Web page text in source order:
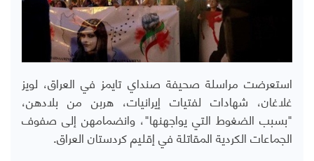
استعرضت مراسلة صحيفة صنداي تايمز في العراق، لويز
غلاغان، شهادات لفتيات إيرانيات، هربن من بلادهن،
"بسبب الضغوط التي يواجهنها"، وانضمامهن إلى صفوف
الجماعات الكردية المقاتلة في إقليم كردستان العراق.